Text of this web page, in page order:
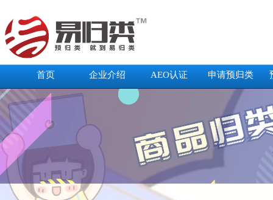
首页 企业介绍 AEO认证 申请预归类